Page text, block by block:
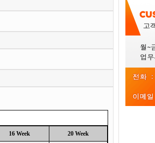
16 Week 20 Week